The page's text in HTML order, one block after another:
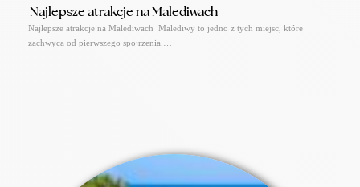
Najlepsze atrakcje na Malediwach
Najlepsze atrakcje na Malediwach Malediwy to jedno z tych miejsc, które
zachwyca od pierwszego spojrzenia.…